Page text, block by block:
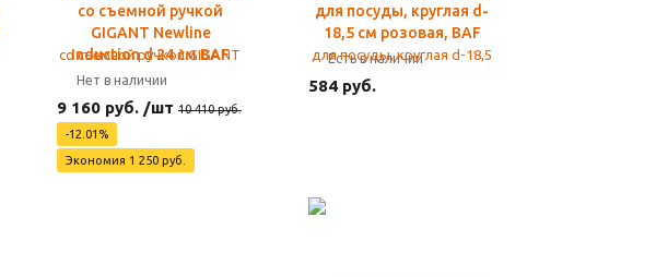
со съемной ручкой
GIGANT Newline
Induction d 24 см BAF
Нет в наличии
9 160 руб. /шт 10 410 руб.
-12.01%
Экономия 1 250 руб.
для посуды, круглая d-
18,5 см розовая, BAF
Есть в наличии
584 руб.